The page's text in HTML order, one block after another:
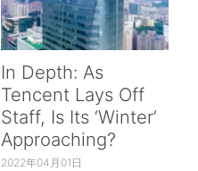
In Depth: As
Tencent Lays Off
Staff, Is Its ‘Winter’
Approaching?
2022年04月01日